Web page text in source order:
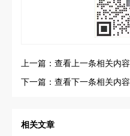
上一篇：查看上一条相关内容
下一篇：查看下一条相关内容
相关文章